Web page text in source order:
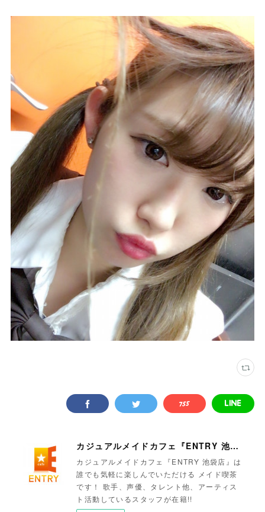
カジュアルメイドカフェ『ENTRY 池袋店』
カジュアルメイドカフェ『ENTRY 池袋店』は
誰でも気軽に楽しんでいただける メイド喫茶
です！ 歌手、声優、タレント他、アーティス
ト活動しているスタッフが在籍!!